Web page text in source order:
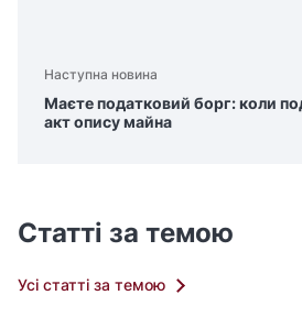
Наступна новина
Маєте податковий борг: коли
акт опису майна
Статті за темою
Усі статті за темою